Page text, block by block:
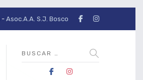
- Asoc.A.A. S.J. Bosco